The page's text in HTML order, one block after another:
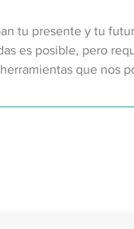
tu presente y tu
es posible, pero
que nos